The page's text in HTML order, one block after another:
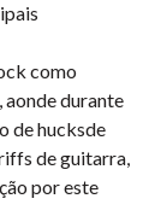
como
durante
de hucksde
de guitarra,
por este